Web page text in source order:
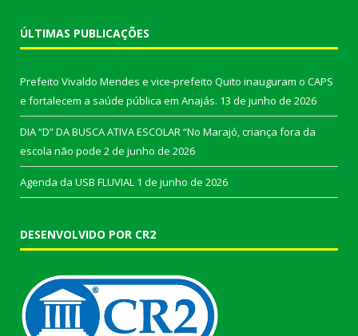
ÚLTIMAS PUBLICAÇÕES
Prefeito Vivaldo Mendes e vice-prefeito Quito inauguram o CAPS
e fortalecem a saúde pública em Anajás. 13 de junho de 2026
DIA “D” DA BUSCA ATIVA ESCOLAR “No Marajó, criança fora da
escola não pode 2 de junho de 2026
Agenda da USB FLUVIAL 1 de junho de 2026
DESENVOLVIDO POR CR2